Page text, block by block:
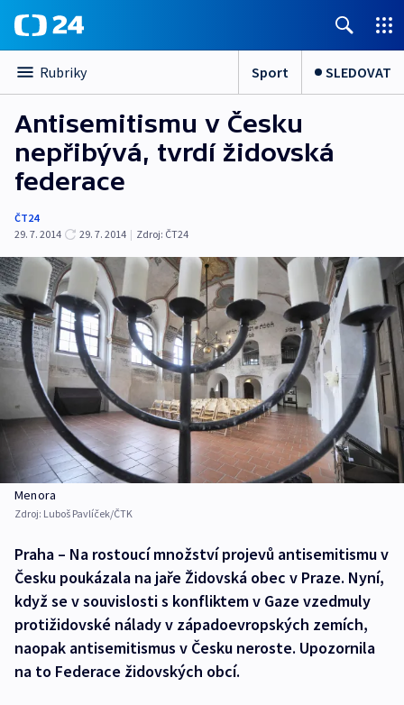
Rubriky Sport SLEDOVAT
Antisemitismu v Česku
nepřibývá, tvrdí židovská
federace
ČT24
29. 7. 2014
29. 7. 2014 | Zdroj: ČT24
Menora
Zdroj: Luboš Pavlíček/ČTK
Praha – Na rostoucí množství projevů antisemitismu v
Česku poukázala na jaře Židovská obec v Praze. Nyní,
když se v souvislosti s konfliktem v Gaze vzedmuly
protižidovské nálady v západoevropských zemích,
naopak antisemitismus v Česku neroste. Upozornila
na to Federace židovských obcí.